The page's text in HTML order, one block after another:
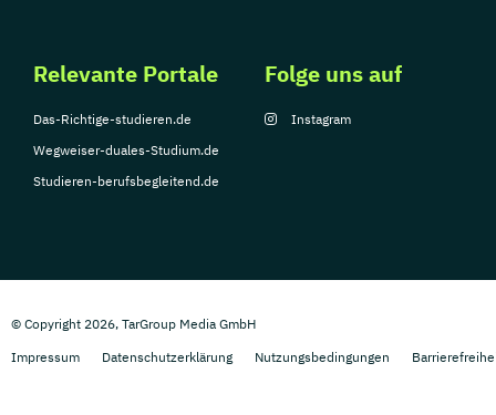
Relevante Portale
Das-Richtige-studieren.de
Wegweiser-duales-Studium.de
Studieren-berufsbegleitend.de
Folge uns auf
Instagram
© Copyright 2026, TarGroup Media GmbH
Impressum
Datenschutzerklärung Nutzungsbedingungen